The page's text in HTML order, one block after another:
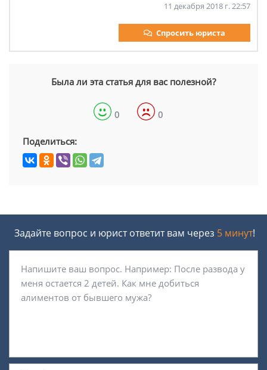
11 декабря 2018 г. 22:57
Спросить юриста
Была ли эта статья для вас полезной?
0 0
Поделиться:
Задайте вопрос и юрист ответит вам через 5 минут!